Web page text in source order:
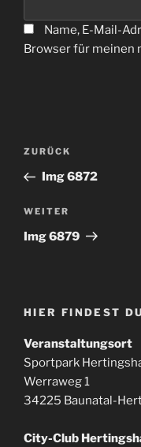
Name, E-Mail-
Browser für meinen
Vorheriger
Beitrag
ZURÜCK
Img 6872
Nächster
Beitrag
WEITER
Img 6879
HIER FINDEST
Veranstaltungsort
Sportpark
Werraweg 1
34225 Baunatal-
City-Club